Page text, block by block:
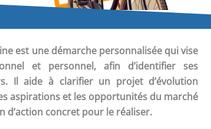
est une démarche personnalisée qui vise
et personnel, afin d’identifier ses
Il aide à clarifier un projet d’évolution
aspirations et les opportunités du marché
concret pour le réaliser.